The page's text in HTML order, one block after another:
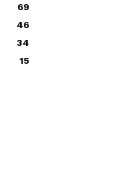
69
46
34
15